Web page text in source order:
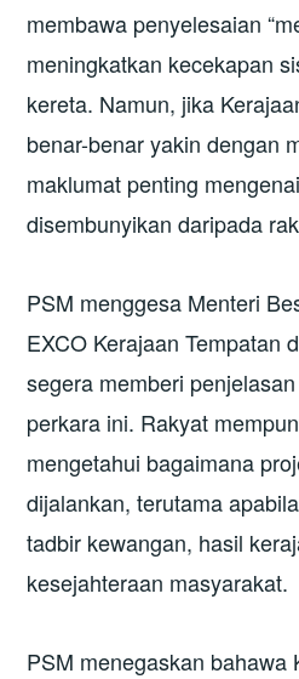
membawa penyelesaian
meningkatkan kecekapan
kereta. Namun, jika
benar-benar yakin dengan
maklumat penting
disembunyikan daripada
PSM menggesa Menteri
EXCO Kerajaan Tempatan
segera memberi
perkara ini. Rakyat
mengetahui bagaimana
dijalankan, terutama
tadbir kewangan, hasil
kesejahteraan masyarakat.
PSM menegaskan bahawa